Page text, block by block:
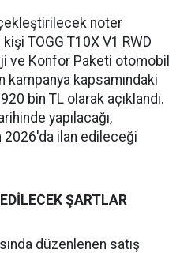
noter
TOGG T10X V1 RWD
ve Konfor Paketi otomobil
kampanya kapsamındaki
bin TL olarak açıklandı.
yapılacağı,
2026'da ilan edileceği
ŞARTLAR
düzenlenen satış